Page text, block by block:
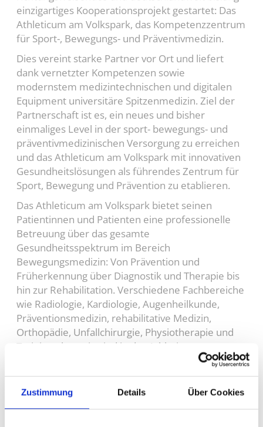
Zustimmung Details Über Cookies
einzigartiges Kooperationsprojekt gestartet: Das
Athleticum am Volkspark, das Kompetenzzentrum
für Sport-, Bewegungs- und Präventivmedizin.
Dies vereint starke Partner vor Ort und liefert
dank vernetzter Kompetenzen sowie
modernstem medizintechnischen und digitalen
Equipment universitäre Spitzenmedizin. Ziel der
Partnerschaft ist es, ein neues und bisher
einmaliges Level in der sport- bewegungs- und
präventivmedizinischen Versorgung zu erreichen
und das Athleticum am Volkspark mit innovativen
Gesundheitslösungen als führendes Zentrum für
Sport, Bewegung und Prävention zu etablieren.
Das Athleticum am Volkspark bietet seinen
Patientinnen und Patienten eine professionelle
Betreuung über das gesamte
Gesundheitsspektrum im Bereich
Bewegungsmedizin: Von Prävention und
Früherkennung über Diagnostik und Therapie bis
hin zur Rehabilitation. Verschiedene Fachbereiche
wie Radiologie, Kardiologie, Augenheilkunde,
Präventionsmedizin, rehabilitative Medizin,
Orthopädie, Unfallchirurgie, Physiotherapie und
Trainingstherapie sind in der Athleticum am
Volkspark GmbH vereint, um ganzheitlich Medizin
bestmöglich zu betreiben.
Ihr Aufgabenbereich